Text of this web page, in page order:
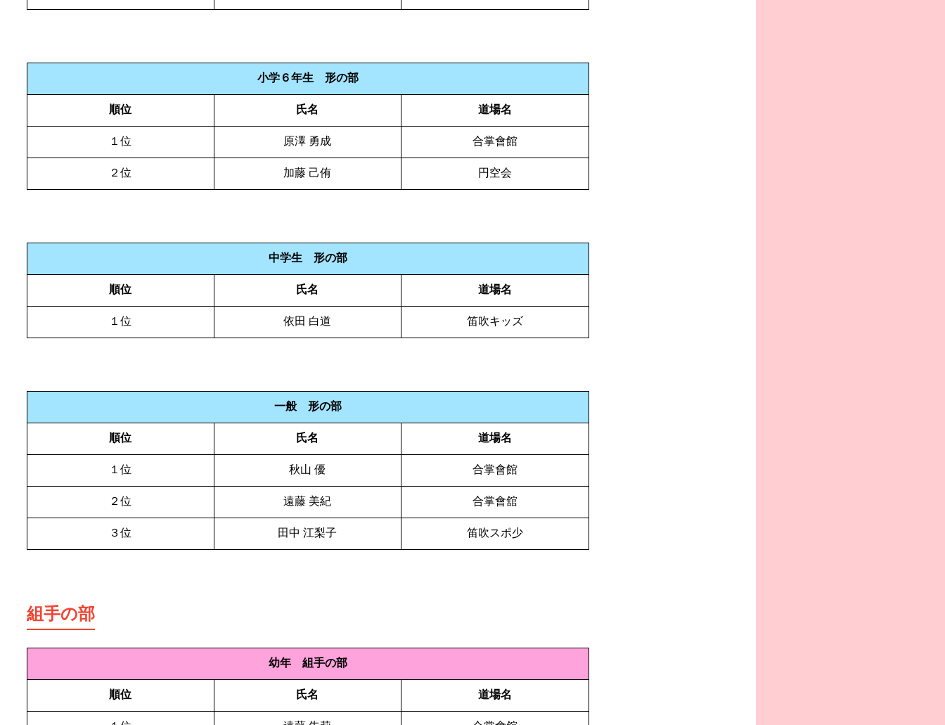
小学６年生 形の部
順位 氏名 道場名
１位 原澤 勇成 合掌會館
２位 加藤 己侑 円空会
中学生 形の部
順位 氏名 道場名
１位 依田 白道 笛吹キッズ
一般 形の部
順位 氏名 道場名
１位 秋山 優 合掌會館
２位 遠藤 美紀 合掌會舘
３位 田中 江梨子 笛吹スポ少
組手の部
幼年 組手の部
順位 氏名 道場名